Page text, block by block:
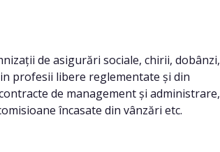
de asigurări sociale, chirii, dobânzi,
profesii libere reglementate și din
de management și administrare,
încasate din vânzări etc.